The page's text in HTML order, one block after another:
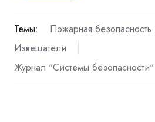
Темы:
Пожарная безопасность
Извещатели
Журнал "Системы